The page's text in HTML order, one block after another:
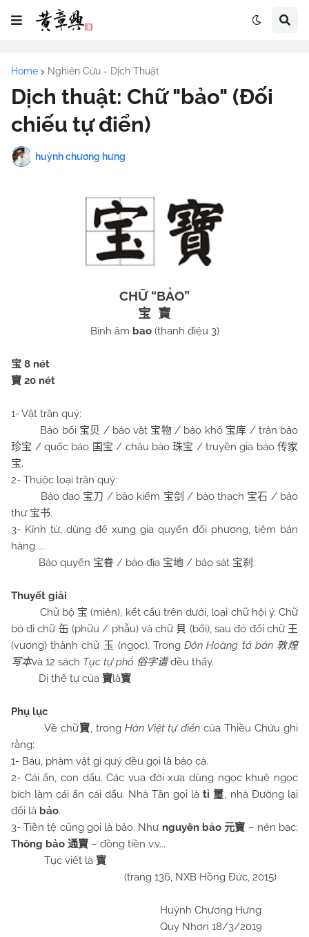
Home Nghiên Cứu - Dịch Thuật
Dịch thuật: Chữ "bảo" (Đối
chiếu tự điển)
huỳnh chương hưng
CHỮ “BẢO”
宝 寶
Bính âm bao (thanh điệu 3)
宝 8 nét
寶 20 nét
1- Vật trân quý:
Bảo bối 宝贝 / bảo vật 宝物/ bảo khố 宝库 / trân bảo
珍宝 / quốc bảo 国宝 / châu bảo 珠宝 / truyền gia bảo 传家
宝.
2- Thuộc loại trân quý:
Bảo đao 宝刀 / bảo kiếm 宝剑 / bảo thạch 宝石 / bảo
thư 宝书.
3- Kính từ, dùng để xưng gia quyến đối phương, tiệm bán
hàng ...
Bảo quyến 宝眷 / bảo địa 宝地 / bảo sát 宝刹 .
Thuyết giải
Chữ bộ 宝 (miên), kết cấu trên dưới, loại chữ hội ý. Chữ
bỏ đi chữ 缶 (phữu / phẫu) và chữ 貝 (bối), sau đó đổi chữ 王
(vương) thành chữ 玉 (ngọc). TrongĐôn Hoàng tả bản 敦煌
写本và 12 sách Tục tự phổ 俗字谱đều thấy.
Dị thể tự của 寶là寳
Phụ lục
Về chữ寶, trong Hán Việt tự điển của Thiều Chửu ghi
rằng:
1- Báu, phàm vật gì quý đều gọi là bảo cả.
2- Cái ấn, con dấu. Các vua đời xưa dùng ngọc khuê ngọc
bích làm cái ấn cái dấu. Nhà Tần gọi làtỉ璽, nhà Đường lại
đổi là bảo.
3- Tiền tệ cũng gọi là bảo. Như nguyên bảo元寶 – nén bạc;
Thông bảo 通寶 – đồng tiền v.v...
Tục viết là 寳
(trang 136, NXB Hồng Đức, 2015)
Huỳnh Chương Hưng
Quy Nhơn 18/3/2019